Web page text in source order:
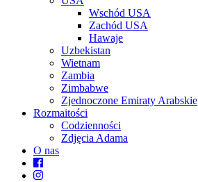
Wschód USA
Zachód USA
Hawaje
Uzbekistan
Wietnam
Zambia
Zimbabwe
Zjednoczone Emiraty Arabskie
Rozmaitości
Codzienności
Zdjęcia Adama
O nas